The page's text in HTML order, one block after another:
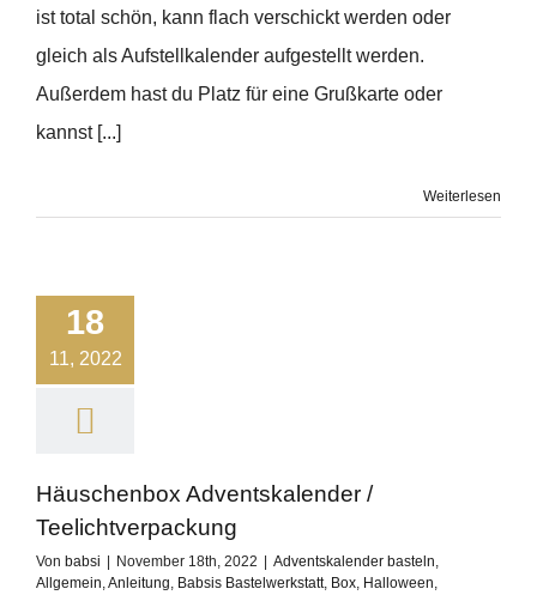
ist total schön, kann flach verschickt werden oder
gleich als Aufstellkalender aufgestellt werden.
Außerdem hast du Platz für eine Grußkarte oder
kannst [...]
Weiterlesen
18
11, 2022
Häuschenbox Adventskalender /
Teelichtverpackung
Von babsi November 18th, 2022 Adventskalender basteln,
Allgemein,Anleitung, Babsis Bastelwerkstatt, Box, Halloween,